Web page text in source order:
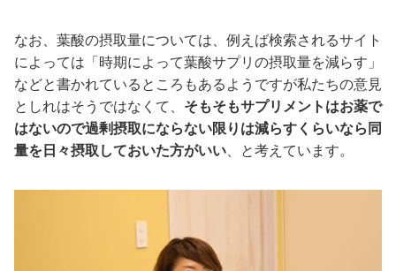
なお、葉酸の摂取量については、例えば検索されるサイト
によっては「時期によって葉酸サプリの摂取量を減らす」
などと書かれているところもあるようですが私たちの意見
としれはそうではなくて、 そもそもサプリメントはお薬で
はないので過剰摂取にならない限りは減らすくらいなら同
量を日々摂取しておいた方がいい、と考えています。